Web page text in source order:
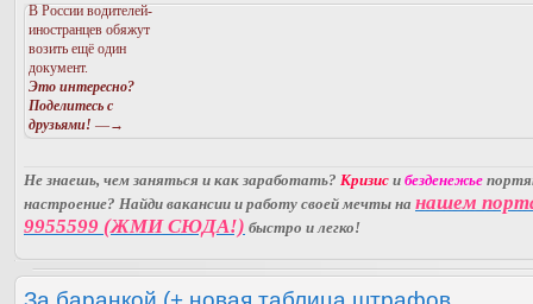
В России водителей-
иностранцев обяжут
возить ещё один
документ.
Это интересно?
Поделитесь с
друзьями! —→
Не знаешь, чем заняться и как заработать? Кризис и безденежье
настроение? Найди вакансии и работу своей мечты на нашем
9955599 (ЖМИ СЮДА!) быстро и легко!